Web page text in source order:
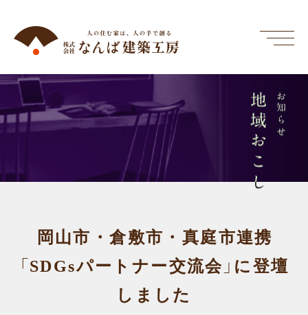
お知らせ
地域おこし
岡山市・倉敷市・真庭市連携
「SDGsパートナー交流会」に登壇
しました